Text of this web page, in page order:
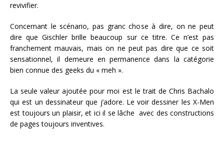
revivifier.
Concernant le scénario, pas granc chose à dire, on ne peut
dire que Gischler brille beaucoup sur ce titre. Ce n’est pas
franchement mauvais, mais on ne peut pas dire que ce soit
sensationnel, il demeure en permanence dans la catégorie
bien connue des geeks du « meh ».
La seule valeur ajoutée pour moi est le trait de Chris Bachalo
qui est un dessinateur que j’adore. Le voir dessiner les X-Men
est toujours un plaisir, et ici il se lâche avec des constructions
de pages toujours inventives.